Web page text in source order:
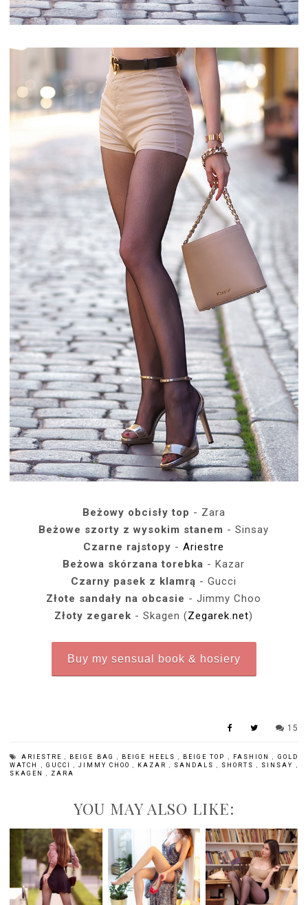
Beżowy obcisły top - Zara
Beżowe szorty z wysokim stanem - Sinsay
Czarne rajstopy -Ariestre
Beżowa skórzana torebka - Kazar
Czarny pasek z klamrą - Gucci
Złote sandały na obcasie - Jimmy Choo
Złoty zegarek - Skagen (Zegarek.net)
Buy my sensual book & hosiery
15
ARIESTRE, BEIGE BAG , BEIGE HEELS , BEIGE TOP , FASHION, GOLD
WATCH , GUCCI , JIMMY CHOO , KAZAR, SANDALS, SHORTS, SINSAY ,
SKAGEN, ZARA
YOU MAY ALSO LIKE: